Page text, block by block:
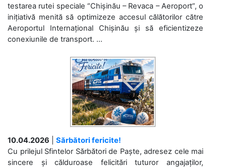
testarea rutei speciale “Chișinău – Revaca – Aeroport”, o
inițiativă menită să optimizeze accesul călătorilor către
Aeroportul Internațional Chișinău și să eficientizeze
conexiunile de transport. ...
10.04.2026
Sărbători fericite!
Cu prilejul Sfintelor Sărbători de Paște, adresez cele mai
sincere și călduroase felicitări tuturor angajaților,